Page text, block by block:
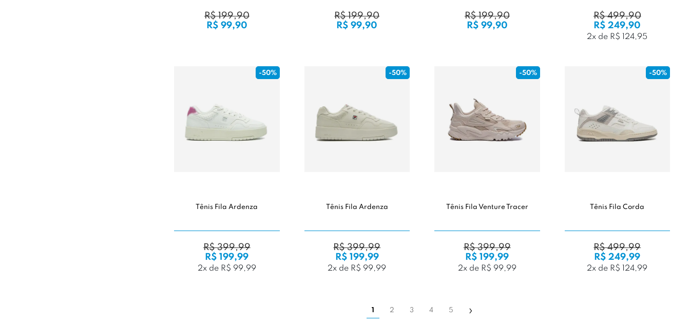
R$ 199,90
R$ 99,90
R$ 199,90
R$ 99,90
R$ 199,90
R$ 99,90
R$ 499,90
R$ 249,90
2x de R$ 124,95
-50%
Tênis Fila Ardenza
R$ 399,99
R$ 199,99
2x de R$ 99,99
-50%
Tênis Fila Ardenza
R$ 399,99
R$ 199,99
2x de R$ 99,99
-50%
Tênis Fila Venture Tracer
R$ 399,99
R$ 199,99
2x de R$ 99,99
-50%
Tênis Fila Corda
R$ 499,99
R$ 249,99
2x de R$ 124,99
1 2 3 4 5